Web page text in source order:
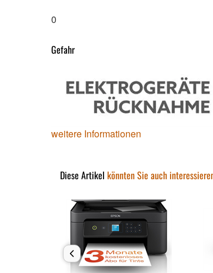
0
Gefahr
weitere Informationen
Diese Artikel könnten Sie auch